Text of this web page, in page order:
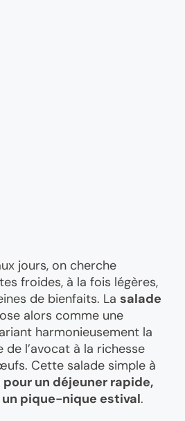
jours, on cherche
froides, à la fois légères,
de bienfaits. La salade
alors comme une
harmonieusement la
l’avocat à la richesse
Cette salade simple à
pour un déjeuner rapide,
un pique-nique estival.